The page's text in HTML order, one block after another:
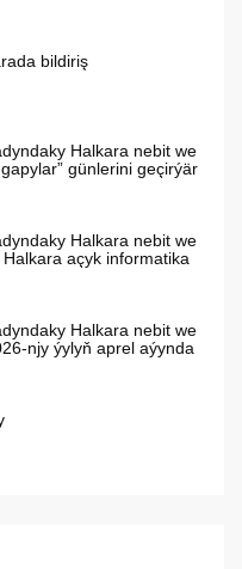
bildiriş
Halkara nebit we
günlerini geçirýär
Halkara nebit we
açyk informatika
Halkara nebit we
njy ýylyň aprel aýynda
mekdepleriň
matematika, himiýa,